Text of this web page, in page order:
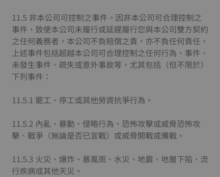
11.5 非本公司可控制之事件。因非本公司可合理控制之
事件，致使本公司未履行或延遲履行您與本公司雙方契約
之任何義務者，本公司不負賠償之責，亦不負任何責任，
上述事件包括超越本公司可合理控制之任何行為、事件、
未發生事件、疏失或意外事故等，尤其包括（但不限於）
下列事件：
11.5.1 罷工、停工或其他勞資抗爭行為。
11.5.2 內亂、暴動、侵略行為、恐怖攻擊或威脅恐怖攻
擊、戰爭（無論是否已宣戰）或威脅開戰或備戰。
11.5.3 火災、爆炸、暴風雨、水災、地震、地層下陷、流
行疾病或其他天災。